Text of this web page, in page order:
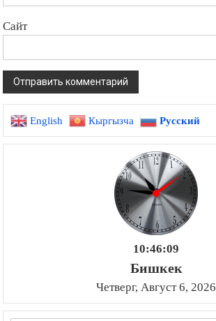
Сайт
English Кыргызча Русский
10:46:10
Бишкек
Четверг, Август 6, 2026